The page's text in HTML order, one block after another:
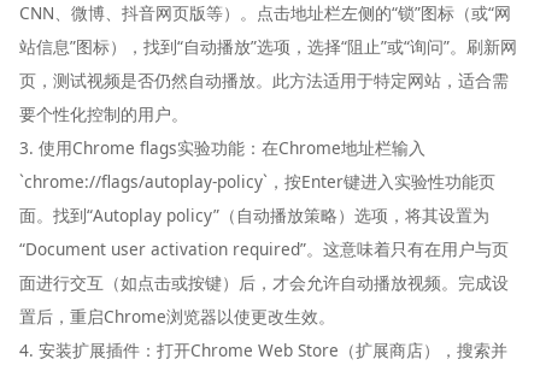
CNN、微博、抖音网页版等）。点击地址栏左侧的“锁”图标（或“网
站信息”图标），找到“自动播放”选项，选择“阻止”或“询问”。刷新网
页，测试视频是否仍然自动播放。此方法适用于特定网站，适合需
要个性化控制的用户。
3. 使用Chrome flags实验功能：在Chrome地址栏输入
`chrome://flags/autoplay-policy`，按Enter键进入实验性功能页
面。找到“Autoplay policy”（自动播放策略）选项，将其设置为
“Document user activation required”。这意味着只有在用户与页
面进行交互（如点击或按键）后，才会允许自动播放视频。完成设
置后，重启Chrome浏览器以使更改生效。
4. 安装扩展插件：打开Chrome Web Store（扩展商店），搜索并